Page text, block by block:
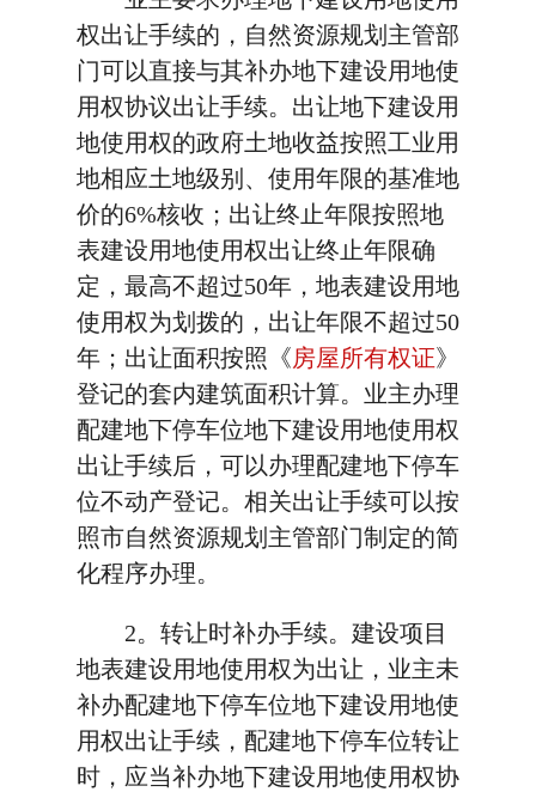
权出让手续的，自然资源规划主管部
门可以直接与其补办地下建设用地使
用权协议出让手续。出让地下建设用
地使用权的政府土地收益按照工业用
地相应土地级别、使用年限的基准地
价的6%核收；出让终止年限按照地
表建设用地使用权出让终止年限确
定，最高不超过50年，地表建设用地
使用权为划拨的，出让年限不超过50
年；出让面积按照《房屋所有权证》
登记的套内建筑面积计算。业主办理
配建地下停车位地下建设用地使用权
出让手续后，可以办理配建地下停车
位不动产登记。相关出让手续可以按
照市自然资源规划主管部门制定的简
化程序办理。
2。转让时补办手续。建设项目
地表建设用地使用权为出让，业主未
补办配建地下停车位地下建设用地使
用权出让手续，配建地下停车位转让
时，应当补办地下建设用地使用权协